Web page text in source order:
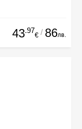
43.97
€ / 86лв.